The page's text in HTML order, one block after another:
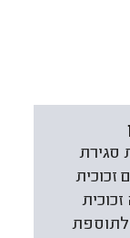
סגירת
לתוספת